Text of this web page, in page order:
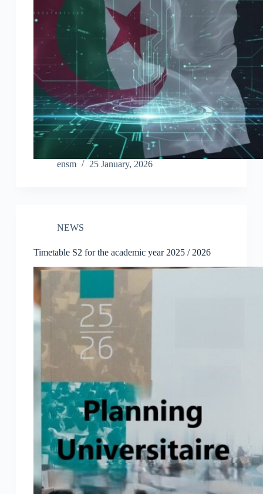
ensm 25 January, 2026
NEWS
Timetable S2 for the academic year 2025 / 2026